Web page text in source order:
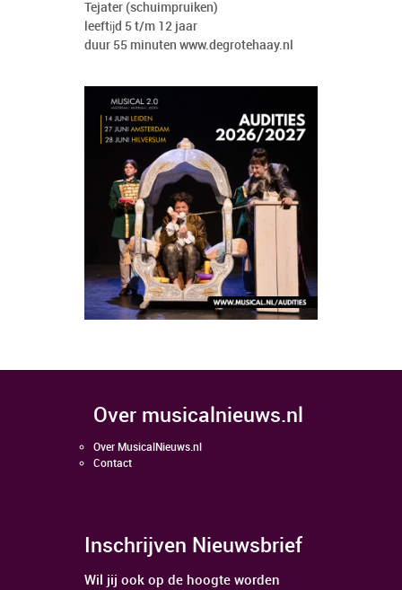
Tejater (schuimpruiken)
leeftĳd 5 t/m 12 jaar
duur 55 minuten www.degrotehaay.nl
over musicalnieuws.nl
Over MusicalNieuws.nl
Contact
Inschrijven Nieuwsbrief
Wil jij ook op de hoogte worden